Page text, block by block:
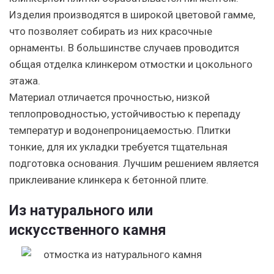
Изделия производятся в широкой цветовой гамме,
что позволяет собирать из них красочные
орнаменты. В большинстве случаев проводится
общая отделка клинкером отмостки и цокольного
этажа.
Материал отличается прочностью, низкой
теплопроводностью, устойчивостью к перепаду
температур и водонепроницаемостью. Плитки
тонкие, для их укладки требуется тщательная
подготовка основания. Лучшим решением является
приклеивание клинкера к бетонной плите.
Из натурального или
искусственного камня